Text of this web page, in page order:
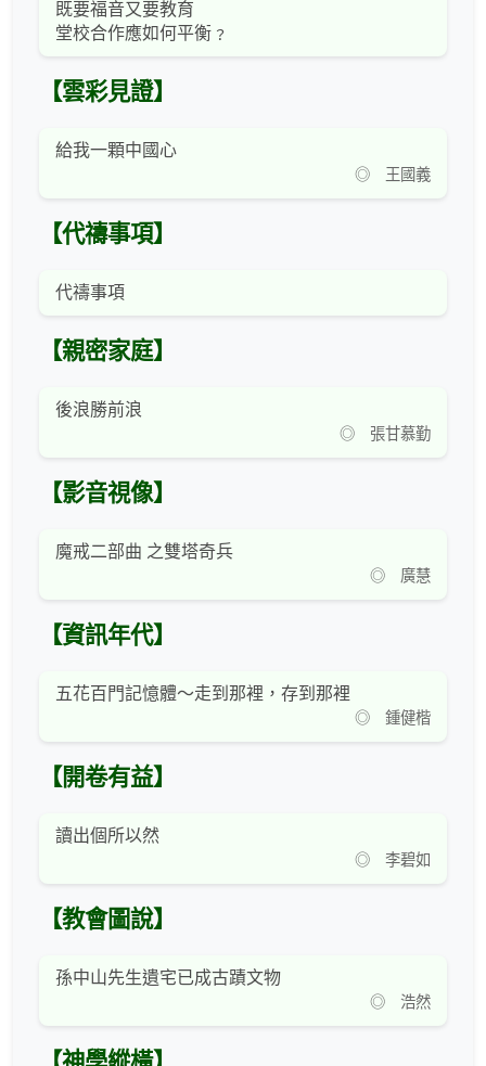
既要福音又要教育
堂校合作應如何平衡﹖
【雲彩見證】
給我一顆中國心
◎ 王國義
【代禱事項】
代禱事項
【親密家庭】
後浪勝前浪
◎ 張甘慕勤
【影音視像】
魔戒二部曲 之雙塔奇兵
◎ 廣慧
【資訊年代】
五花百門記憶體～走到那裡，存到那裡
◎ 鍾健楷
【開卷有益】
讀出個所以然
◎ 李碧如
【教會圖說】
孫中山先生遺宅已成古蹟文物
◎ 浩然